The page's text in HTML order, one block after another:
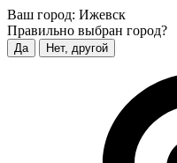
Ваш город: Ижевск
Правильно выбран город?
Да Нет, другой